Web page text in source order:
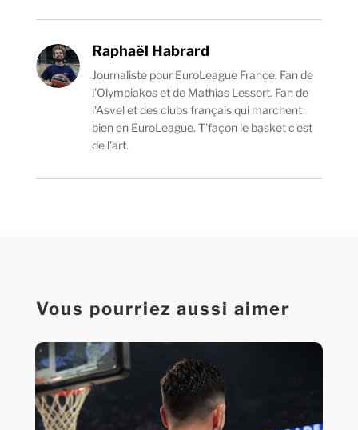
Raphaël Habrard
Journaliste pour EuroLeague France. Fan de
l'Olympiakos et de Mathias Lessort. Fan de
l'Asvel et des clubs français qui marchent
bien en EuroLeague. T'façon le basket c'est
de l'art.
Vous pourriez aussi aimer